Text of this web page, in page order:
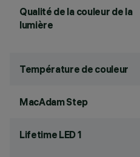
Qualité de la couleur de la
lumière
Température de couleur
MacAdam Step
Lifetime LED 1